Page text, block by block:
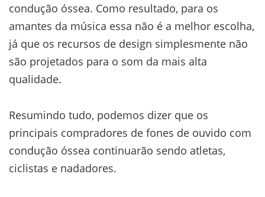
condução óssea. Como resultado, para os
amantes da música essa não é a melhor escolha,
já que os recursos de design simplesmente não
são projetados para o som da mais alta
qualidade.
Resumindo tudo, podemos dizer que os
principais compradores de fones de ouvido com
condução óssea continuarão sendo atletas,
ciclistas e nadadores.